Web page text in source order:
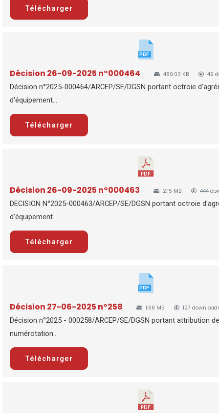
Télécharger
Décision 26-09-2025 n°000464 480.03 KB 49
Décision n°2025-000464/ARCEP/SE/DGSN portant octroie
d'équipement...
Télécharger
Décision 26-09-2025 n°000463 2.15 MB 444
DECISION N°2025-000463/ARCEP/SE/DGSN portant octroie
d'équipement...
Télécharger
Décision 27-06-2025 n°258 1.66 MB 127
Décision n°2025 - 000258/ARCEP/SE/DGSN portant attribution
numérotation...
Télécharger